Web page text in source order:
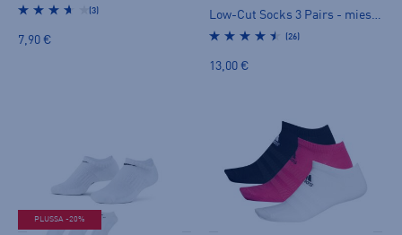
(3)
7,90 € (26)
13,00 €
PLUSSA -20%